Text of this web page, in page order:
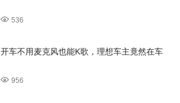
536
开车不用麦克风也能K歌，理想车主竟然在车
956